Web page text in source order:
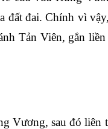
đất đai. Chính vì
Tản Viên, gắn
Vương, sau đó liên